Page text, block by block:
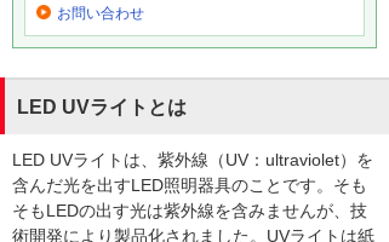
お問い合わせ
LED UVライトとは
LED UVライトは、紫外線（UV：ultraviolet）を
含んだ光を出すLED照明器具のことです。そも
そもLEDの出す光は紫外線を含みませんが、技
術開発により製品化されました。UVライトは紙